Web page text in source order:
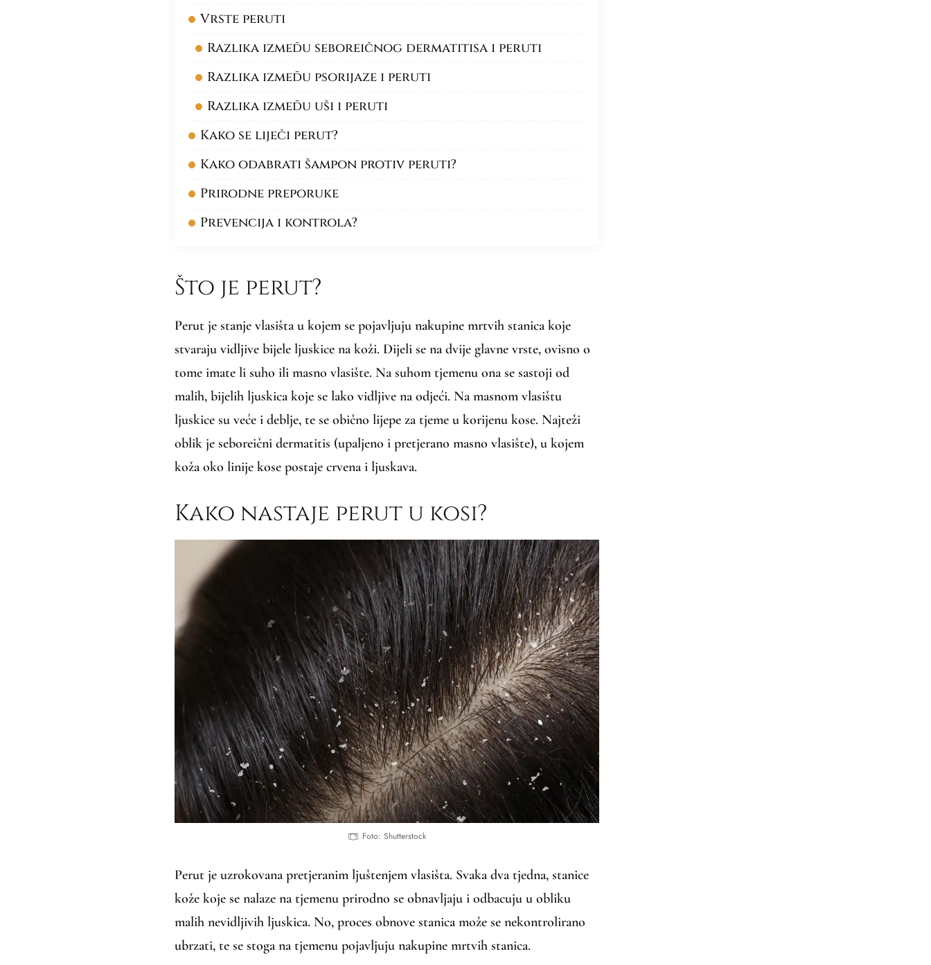
Vrste peruti
Razlika između seboreičnog dermatitisa i peruti
Razlika između psorijaze i peruti
Razlika između uši i peruti
Kako se liječi perut?
Kako odabrati šampon protiv peruti?
Prirodne preporuke
Prevencija i kontrola?
Što je perut?
Perut je stanje vlasišta u kojem se pojavljuju nakupine mrtvih stanica koje
stvaraju vidljive bijele ljuskice na koži. Dijeli se na dvije glavne vrste, ovisno o
tome imate li suho ili masno vlasište. Na suhom tjemenu ona se sastoji od
malih, bijelih ljuskica koje se lako vidljive na odjeći. Na masnom vlasištu
ljuskice su veće i deblje, te se obično lijepe za tjeme u korijenu kose. Najteži
oblik je seboreični dermatitis (upaljeno i pretjerano masno vlasište), u kojem
koža oko linije kose postaje crvena i ljuskava.
Kako nastaje perut u kosi?
Foto: Shutterstock
Perut je uzrokovana pretjeranim ljuštenjem vlasišta. Svaka dva tjedna, stanice
kože koje se nalaze na tjemenu prirodno se obnavljaju i odbacuju u obliku
malih nevidljivih ljuskica. No, proces obnove stanica može se nekontrolirano
ubrzati, te se stoga na tjemenu pojavljuju nakupine mrtvih stanica.